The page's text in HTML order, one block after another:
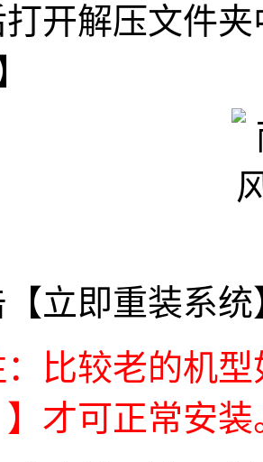
开解压文件
即重装系统
较老的机型
】才可正常安装